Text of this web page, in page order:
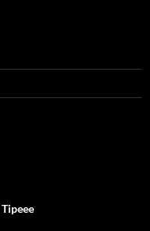
Tipeee